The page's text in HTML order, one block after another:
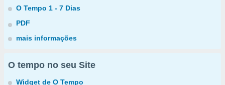
O Tempo 1 - 7 Dias
PDF
mais informações
O tempo no seu Site
Widget de O Tempo